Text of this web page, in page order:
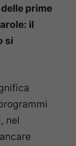
prime
il
si
nel